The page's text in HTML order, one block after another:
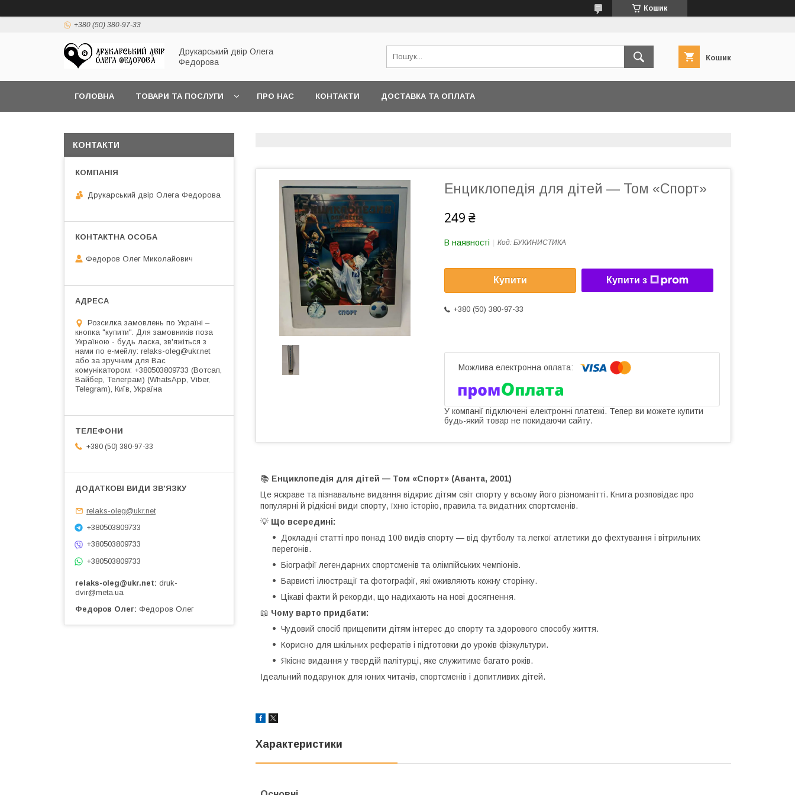
Кошик
+380 (50) 380-97-33
Друкарський двір Олега
Федорова
Кошик
ГОЛОВНА ТОВАРИ ТА ПОСЛУГИ ПРО НАС КОНТАКТИ ДОСТАВКА ТА ОПЛАТА
Енциклопедія для дітей — Том «Спорт»
249 ₴
В наявності Код: БУКИНИСТИКА
Купити Купити з
+380 (50) 380-97-33
У компанії підключені електронні платежі. Тепер ви можете купити
будь-який товар не покидаючи сайту.
📚 Енциклопедія для дітей — Том «Спорт» (Аванта, 2001)
Це яскраве та пізнавальне видання відкриє дітям світ спорту у всьому його різноманітті. Книга розповідає про
популярні й рідкісні види спорту, їхню історію, правила та видатних спортсменів.
💡 Що всередині:
Докладні статті про понад 100 видів спорту — від футболу та легкої атлетики до фехтування і вітрильних
перегонів.
Біографії легендарних спортсменів та олімпійських чемпіонів.
Барвисті ілюстрації та фотографії, які оживляють кожну сторінку.
Цікаві факти й рекорди, що надихають на нові досягнення.
📖 Чому варто придбати:
Чудовий спосіб прищепити дітям інтерес до спорту та здорового способу життя.
Корисно для шкільних рефератів і підготовки до уроків фізкультури.
Якісне видання у твердій палітурці, яке служитиме багато років.
Ідеальний подарунок для юних читачів, спортсменів і допитливих дітей.
Характеристики
КОНТАКТИ
Друкарський двір Олега Федорова
Федоров Олег Миколайович
Розсилка замовлень по Україні –
кнопка "купити". Для замовників поза
Україною - будь ласка, зв'яжіться з
нами по е-мейлу: relaks-oleg@ukr.net
або за зручним для Вас
комунікатором: +380503809733 (Вотсап,
Вайбер, Телеграм) (WhatsApp, Viber,
Telegram), Київ, Україна
+380 (50) 380-97-33
relaks-oleg@ukr.net
+380503809733
+380503809733
+380503809733
relaks-oleg@ukr.net druk-
dvir@meta.ua
Федоров Олег Федоров Олег